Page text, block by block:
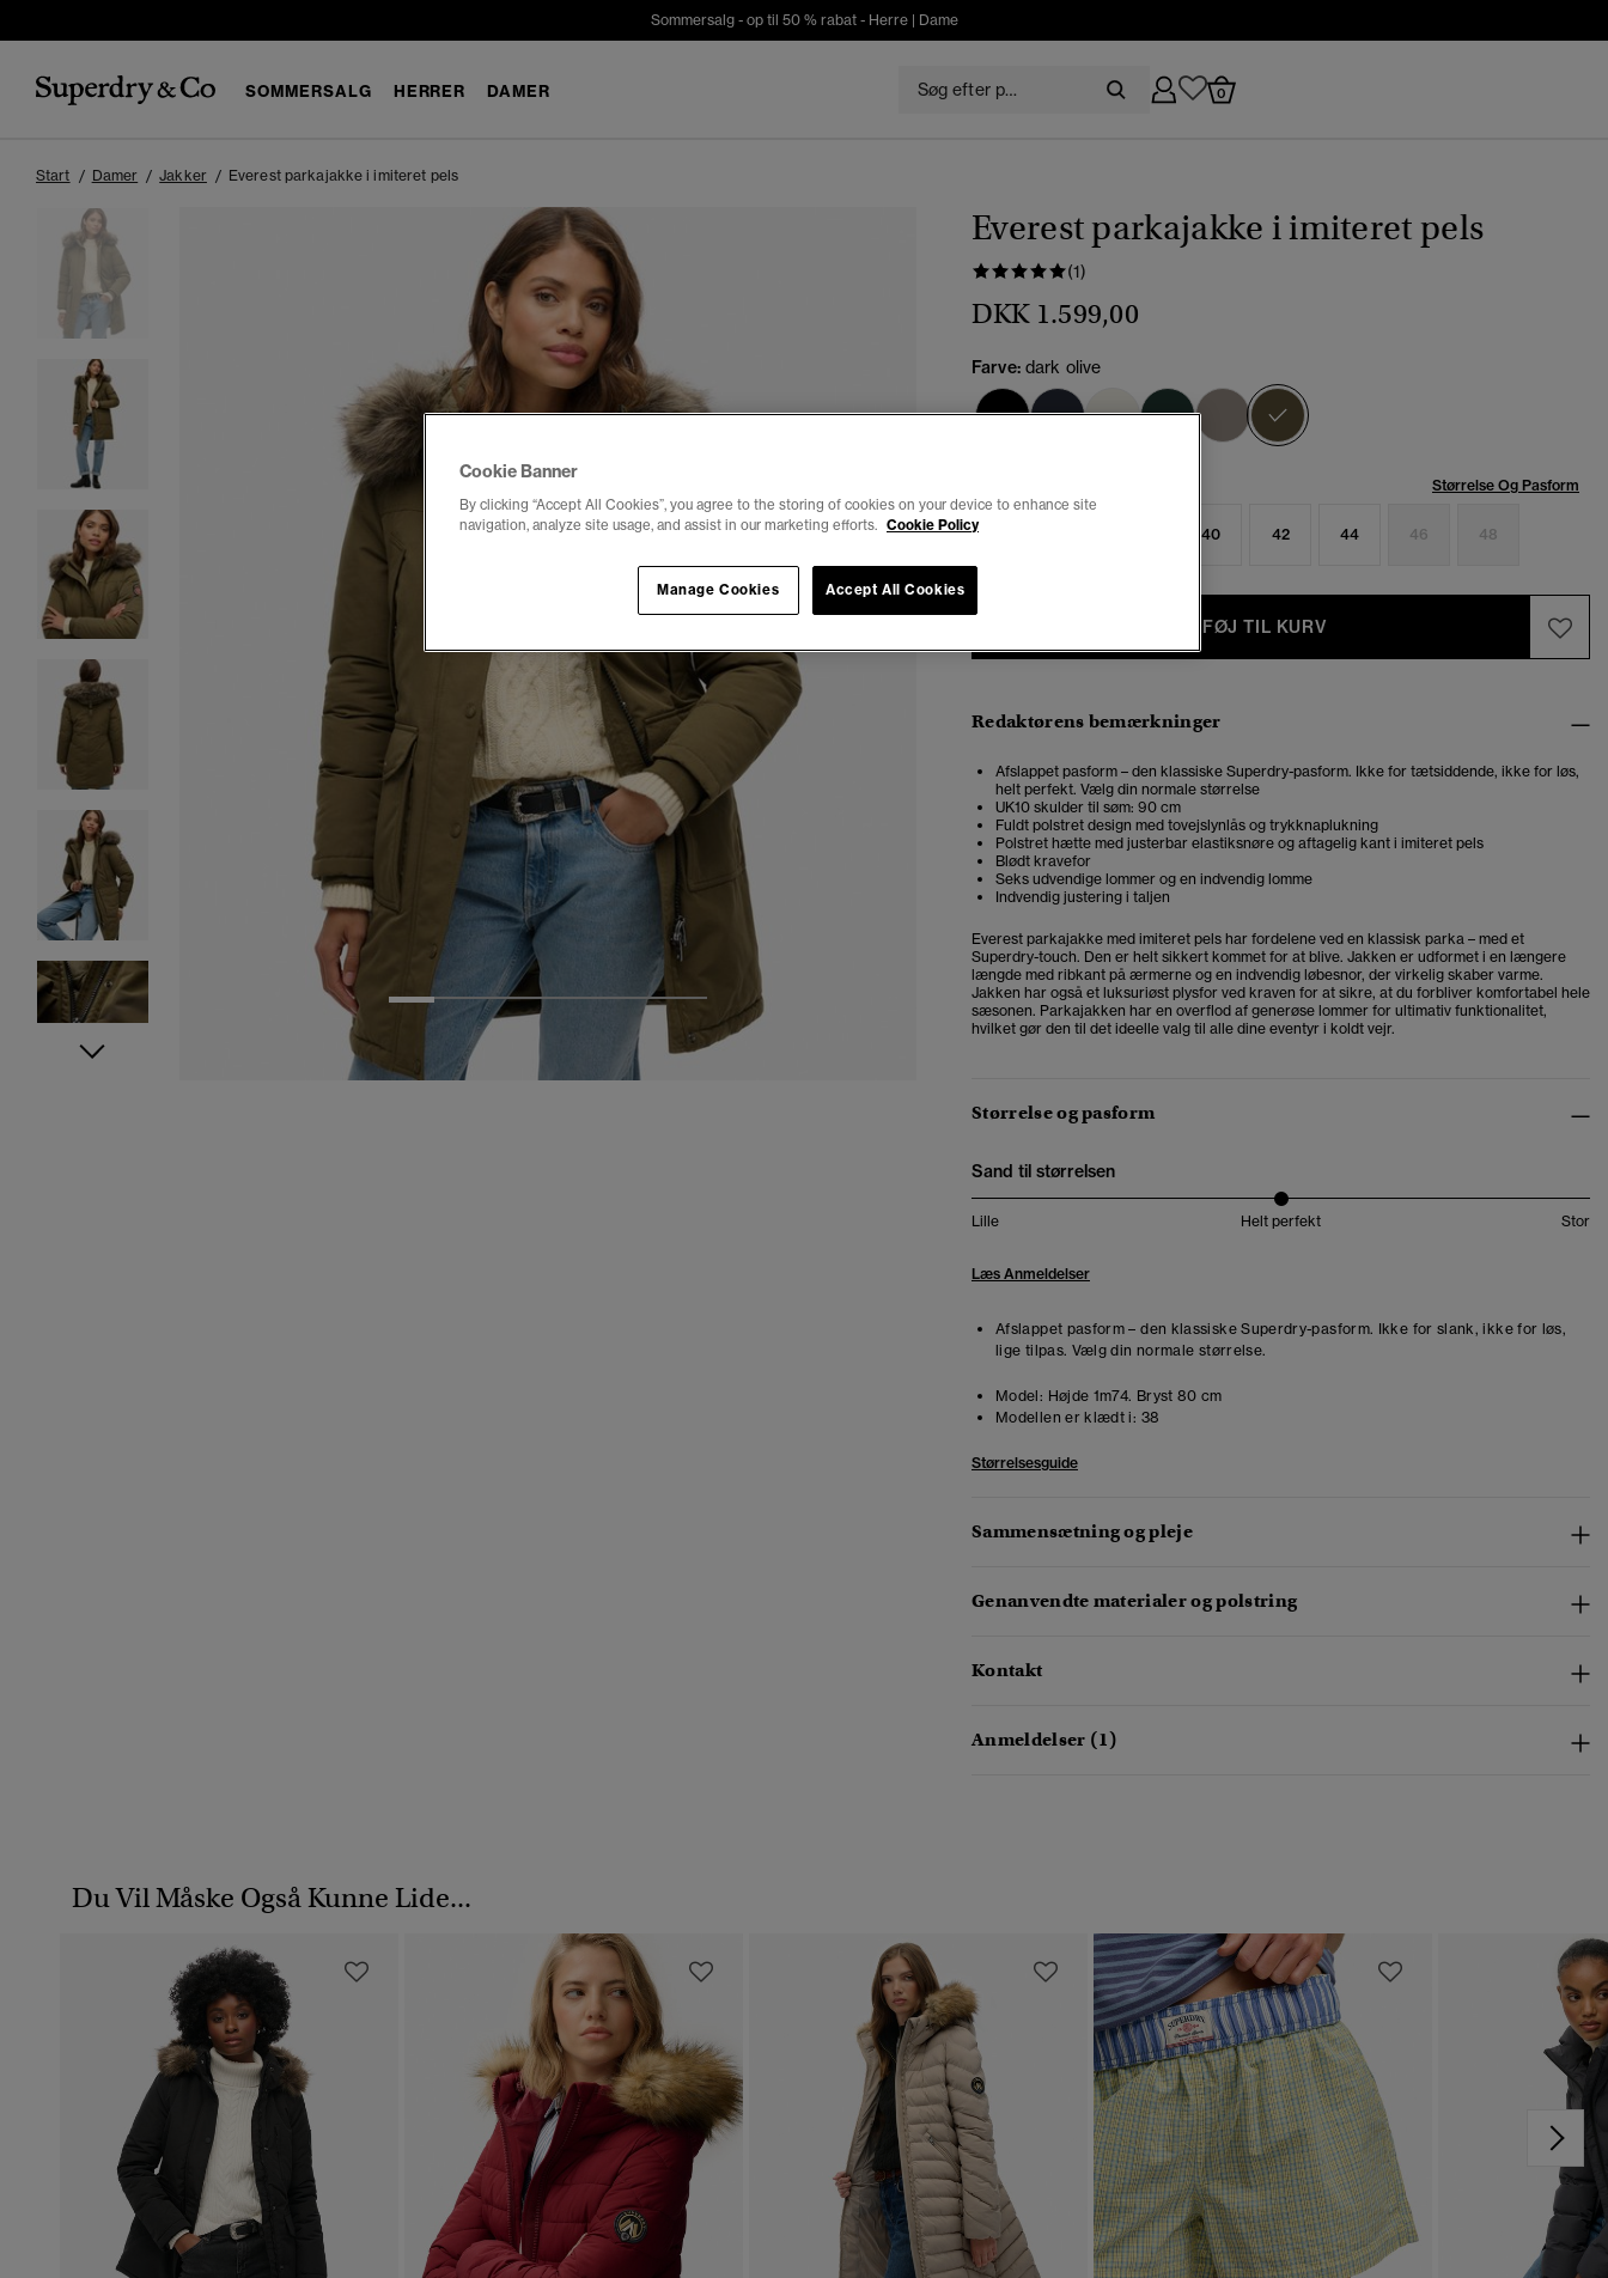
Sommersalg - op til 50 % rabat - Herre| Dame
SOMMERSALG HERRER DAMER 0
Start Damer Jakker Everest parkajakke i imiteret pels
3 6
Everest parkajakke i imiteret pels
(1)
DKK 1.599,00
Farve: dark olive
valgt
Størrelse Og Pasform
40 42 44 46 48
TILFØJ TIL KURV
Redaktørens bemærkninger
Afslappet pasform – den klassiske Superdry-pasform. Ikke for tætsiddende, ikke for løs,
helt perfekt. Vælg din normale størrelse
UK10 skulder til søm: 90 cm
Fuldt polstret design med tovejslynlås og trykknaplukning
Polstret hætte med justerbar elastiksnøre og aftagelig kant i imiteret pels
Blødt kravefor
Seks udvendige lommer og en indvendig lomme
Indvendig justering i taljen
Everest parkajakke med imiteret pels har fordelene ved en klassisk parka – med et
Superdry-touch. Den er helt sikkert kommet for at blive. Jakken er udformet i en længere
længde med ribkant på ærmerne og en indvendig løbesnor, der virkelig skaber varme.
Jakken har også et luksuriøst plysfor ved kraven for at sikre, at du forbliver komfortabel hele
sæsonen. Parkajakken har en overflod af generøse lommer for ultimativ funktionalitet,
hvilket gør den til det ideelle valg til alle dine eventyr i koldt vejr.
Størrelse og pasform
Sand til størrelsen
Lille Helt perfekt Stor
Læs Anmeldelser
Afslappet pasform – den klassiske Superdry-pasform. Ikke for slank, ikke for løs,
lige tilpas. Vælg din normale størrelse.
Model: Højde 1m74. Bryst 80 cm
Modellen er klædt i: 38
Størrelsesguide
Sammensætning og pleje
Genanvendte materialer og polstring
Kontakt
Anmeldelser (1)
Du Vil Måske Også Kunne Lide...
Cookie Banner
By clicking “Accept All Cookies”, you agree to the storing of cookies on your device to enhance site
navigation, analyze site usage, and assist in our marketing efforts. Cookie Policy
Accept All Cookies
Manage Cookies